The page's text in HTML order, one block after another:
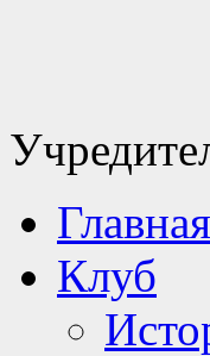
Главная
Клуб